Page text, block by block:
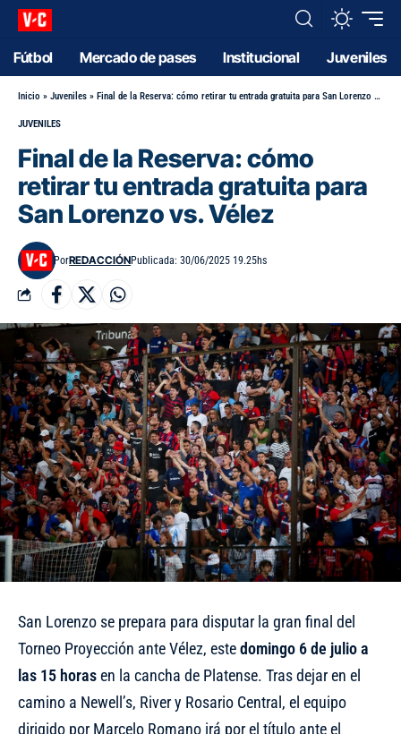
Fútbol Mercado de pases Institucional Juveniles
Inicio » Juveniles » Final de la Reserva: cómo retirar tu entrada gratuita para San Lorenzo vs. Vélez
JUVENILES
Final de la Reserva: cómo
retirar tu entrada gratuita para
San Lorenzo vs. Vélez
PorREDACCIÓNPublicada: 30/06/2025 19.25hs
San Lorenzo se prepara para disputar la gran final del
Torneo Proyección ante Vélez, estedomingo 6 de julio a
las 15 horasen la cancha de Platense. Tras dejar en el
camino a Newell’s, River y Rosario Central, el equipo
dirigido por Marcelo Romano irá por el título ante el